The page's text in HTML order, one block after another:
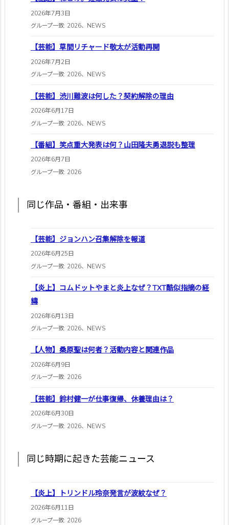
2026年7月3日
グループ一致: 2026、NEWS
【芸能】草間リチャード敬太が活動再開
2026年7月2日
グループ一致: 2026、NEWS
【芸能】渋川難波は何した？契約解除の理由
2026年6月17日
グループ一致: 2026、NEWS
【番組】笑点重大発表は何？山田隆夫勇退説も整理
2026年6月7日
グループ一致: 2026
同じ作品・番組・出来事
【芸能】ジョンハン召集解除を報道
2026年6月25日
グループ一致: 2026、NEWS
【炎上】コムドットやまと炎上なぜ？TXT酷似指摘の経
緯
2026年6月13日
グループ一致: 2026、NEWS
【人物】桑原聖は何者？活動内容と関連作品
2026年6月9日
グループ一致: 2026
【芸能】鈴村健一が仕事復帰、休養理由は？
2026年6月30日
グループ一致: 2026、NEWS
同じ時期に起きた芸能ニュース
【炎上】トリンドル玲奈発言が波紋なぜ？
2026年6月11日
グループ一致: 2026